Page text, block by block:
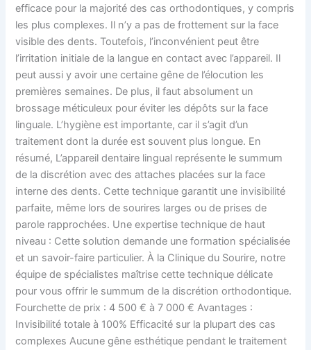
efficace pour la majorité des cas orthodontiques, y compris
les plus complexes. Il n’y a pas de frottement sur la face
visible des dents. Toutefois, l’inconvénient peut être
l’irritation initiale de la langue en contact avec l’appareil. Il
peut aussi y avoir une certaine gêne de l’élocution les
premières semaines. De plus, il faut absolument un
brossage méticuleux pour éviter les dépôts sur la face
linguale. L’hygiène est importante, car il s’agit d’un
traitement dont la durée est souvent plus longue. En
résumé, L’appareil dentaire lingual représente le summum
de la discrétion avec des attaches placées sur la face
interne des dents. Cette technique garantit une invisibilité
parfaite, même lors de sourires larges ou de prises de
parole rapprochées. Une expertise technique de haut
niveau : Cette solution demande une formation spécialisée
et un savoir-faire particulier. À la Clinique du Sourire, notre
équipe de spécialistes maîtrise cette technique délicate
pour vous offrir le summum de la discrétion orthodontique.
Fourchette de prix : 4 500 € à 7 000 € Avantages :
Invisibilité totale à 100% Efficacité sur la plupart des cas
complexes Aucune gêne esthétique pendant le traitement